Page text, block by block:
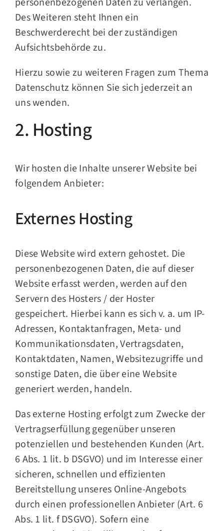
Des Weiteren steht Ihnen ein
Beschwerderecht bei der zuständigen
Aufsichtsbehörde zu.
Hierzu sowie zu weiteren Fragen zum Thema
Datenschutz können Sie sich jederzeit an
uns wenden.
2. Hosting
Wir hosten die Inhalte unserer Website bei
folgendem Anbieter:
Externes Hosting
Diese Website wird extern gehostet. Die
personenbezogenen Daten, die auf dieser
Website erfasst werden, werden auf den
Servern des Hosters / der Hoster
gespeichert. Hierbei kann es sich v. a. um IP-
Adressen, Kontaktanfragen, Meta- und
Kommunikationsdaten, Vertragsdaten,
Kontaktdaten, Namen, Websitezugriffe und
sonstige Daten, die über eine Website
generiert werden, handeln.
Das externe Hosting erfolgt zum Zwecke der
Vertragserfüllung gegenüber unseren
potenziellen und bestehenden Kunden (Art.
6 Abs. 1 lit. b DSGVO) und im Interesse einer
sicheren, schnellen und effizienten
Bereitstellung unseres Online-Angebots
durch einen professionellen Anbieter (Art. 6
Abs. 1 lit. f DSGVO). Sofern eine